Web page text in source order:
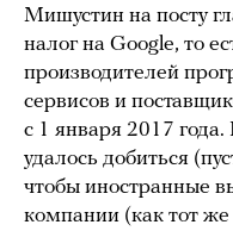
Мишустин на посту
налог на Google, то
производителей
сервисов и
с 1 января 2017
удалось добиться
чтобы иностранные
компании (как тот